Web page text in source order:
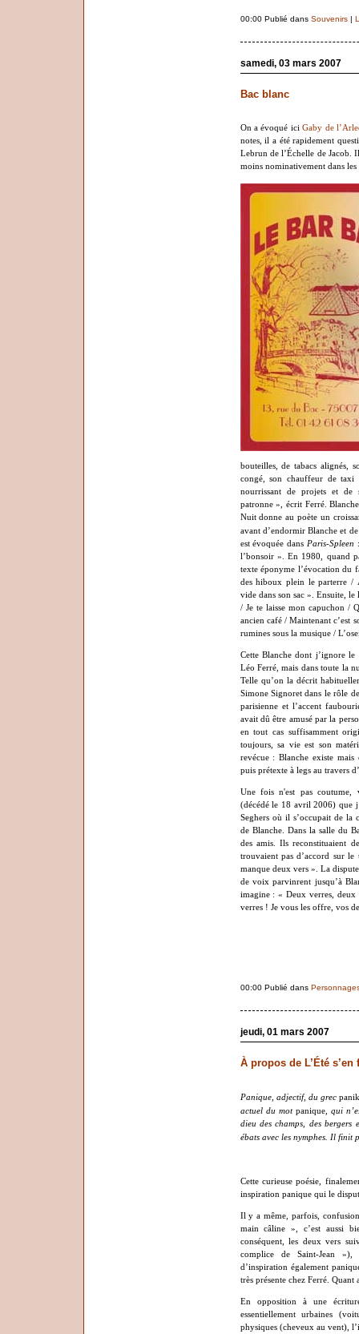
00:00 Publié dans Souvenirs|
samedi, 03 mars 2007
Bac blanc
On a évoqué iciGaby de
notes, il a été rapidement
Lebrun de l’Échelle de Jacob.
moins nominativement dans les
bouteilles, de tabacs alignés,
congé, son chauffeur de taxi
nourrissant de projets et de
patronne », écrit Ferré.
Nuit donne au poète un
avant d’endormir Blanche et
est évoquée dans Paris-Spleen
l’bonsoir ». En 1980, quand
texte éponyme l’évocation du
des hiboux plein le parterre /
vide dans son sac ». Ensuite,
/ Je te laisse mon capuchon /
ancien café / Maintenant c’est
rumines sous la musique/
Cette Blanche dont j’ignore
Léo Ferré, mais dans toute la
Telle qu’on la décrit
Simone Signoret dans le rôle
parisienne et l’accent
avait dû être amusé par la
en tout cas suffisamment
toujours, sa vie est son
revécue : Blanche existe
puis prétexte à legs au travers
Une fois n'est pas
(décédé le 18 avril 2006) que
Seghers où il s’occupait de la
de Blanche. Dans la salle du
des amis. Ils reconstituaient
trouvaient pas d’accord sur
manque deux vers ». La
de voix parvinrent jusqu’à
imagine : « Deux verres, deux
verres ! Je vous les offre, vos
00:00 Publié dans
jeudi, 01 mars 2007
À propos de L’Été s’en
Panique, adjectif, du grec
actuel du motpanique, qui
dieu des champs, des bergers
ébats avec les nymphes. Il finit
Cette curieuse poésie,
inspiration panique qui le
Il y a même, parfois,
main câline », c’est aussi
conséquent, les deux vers
complice de Saint-Jean
d’inspiration également
très présente chez Ferré.
En opposition à une
essentiellement urbaines
physiques (cheveux au vent),